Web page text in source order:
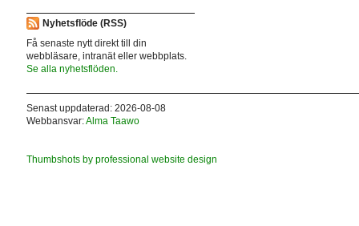
Nyhetsflöde (RSS)
Få senaste nytt direkt till din
webbläsare, intranät eller webbplats.
Se alla nyhetsflöden.
Senast uppdaterad: 2026-08-08
Webbansvar:Alma Taawo
Thumbshots by professional website design